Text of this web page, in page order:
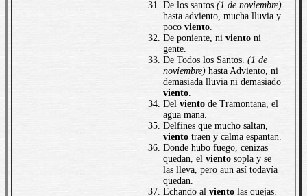
De los santos (1 de noviembre)
hasta adviento, mucha lluvia y
poco viento.
De poniente, ni viento ni
gente.
De Todos los Santos. (1 de
noviembre) hasta Adviento, ni
demasiada lluvia ni demasiado
viento.
Del viento de Tramontana, el
agua mana.
Delfines que mucho saltan,
viento traen y calma espantan.
Donde hubo fuego, cenizas
quedan, el viento sopla y se
las lleva, pero aun así todavía
quedan.
Echando al viento las quejas.